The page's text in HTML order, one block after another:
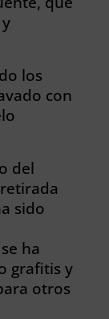
los
con
del
sido
ha
grafitis y
otros